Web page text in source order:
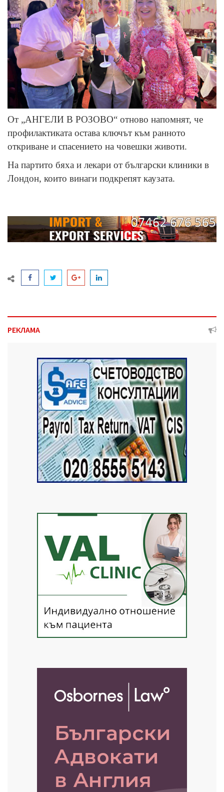
От „АНГЕЛИ В РОЗОВО“ отново напомнят, че
профилактиката остава ключът към ранното
откриване и спасението на човешки животи.
На партито бяха и лекари от български клиники в
Лондон, които винаги подкрепят каузата.
РЕКЛАМА